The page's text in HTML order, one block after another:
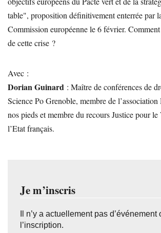
table", proposition définitivement enterrée par
Commission européenne le 6 février.
de cette crise ?
Avec :
Dorian Guinard : Maître de conférences de
Science Po Grenoble, membre de
nos pieds et membre du recours Justice pour
l’Etat français.
Je m’inscris
Il n’y a actuellement pas d’événement
l’inscription.